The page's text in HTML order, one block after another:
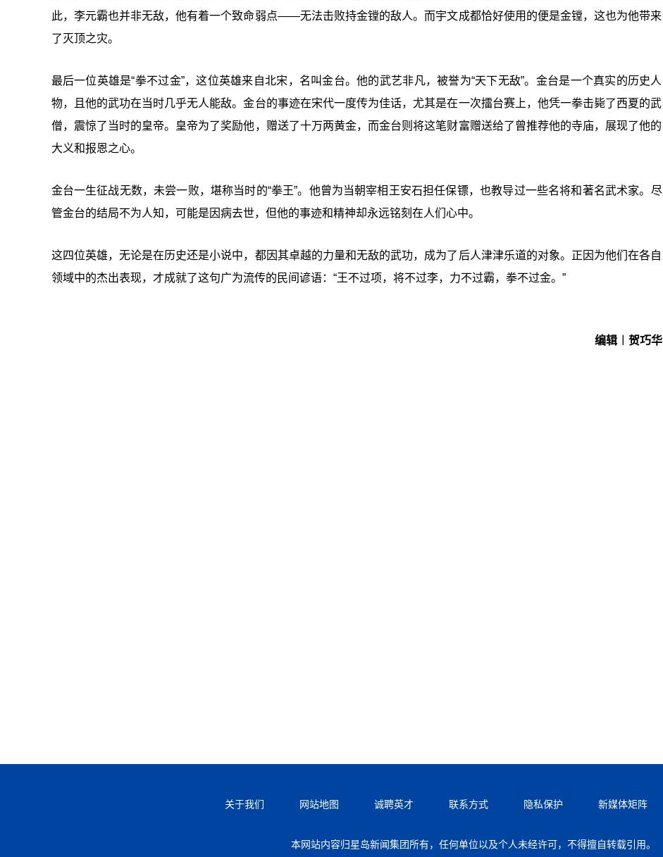
此，李元霸也并非无敌，他有着一个致命弱点——无法击败持金镗的敌人。而宇文成都恰好使用的便是金镗，这也为他带来
了灭顶之灾。
最后一位英雄是“拳不过金”，这位英雄来自北宋，名叫金台。他的武艺非凡，被誉为“天下无敌”。金台是一个真实的历史人
物，且他的武功在当时几乎无人能敌。金台的事迹在宋代一度传为佳话，尤其是在一次擂台赛上，他凭一拳击毙了西夏的武
僧，震惊了当时的皇帝。皇帝为了奖励他，赠送了十万两黄金，而金台则将这笔财富赠送给了曾推荐他的寺庙，展现了他的
大义和报恩之心。
金台一生征战无数，未尝一败，堪称当时的“拳王”。他曾为当朝宰相王安石担任保镖，也教导过一些名将和著名武术家。尽
管金台的结局不为人知，可能是因病去世，但他的事迹和精神却永远铭刻在人们心中。
这四位英雄，无论是在历史还是小说中，都因其卓越的力量和无敌的武功，成为了后人津津乐道的对象。正因为他们在各自
领域中的杰出表现，才成就了这句广为流传的民间谚语：“王不过项，将不过李，力不过霸，拳不过金。”
编辑︱贺巧华
关于我们 网站地图 诚聘英才 联系方式 隐私保护 新媒体矩阵
本网站内容归星岛新闻集团所有，任何单位以及个人未经许可，不得擅自转载引用。